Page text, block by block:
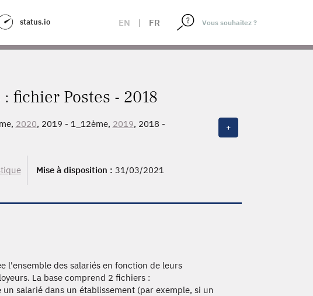
status.io EN | FR
fichier Postes - 2018
2020, 2019 - 1_12ème, 2019, 2018 -
2005 - 1_12ème, 2005, 2004 - 1_12ème,
1994, 1993
+
Mise à disposition : 31/03/2021
l'ensemble des salariés en fonction de leurs
La base comprend 2 fichiers :
salarié dans un établissement (par exemple, si un